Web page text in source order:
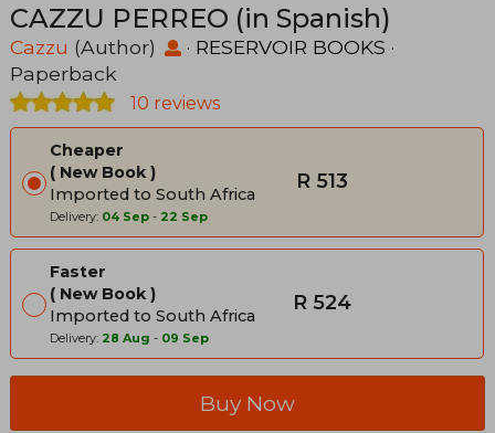
CAZZU PERREO (in Spanish)
Cazzu (Author) · RESERVOIR BOOKS ·
Paperback
10 reviews
Cheaper
New Book
Imported to South Africa
Delivery: 04 Sep - 22 Sep
R 513
Faster
New Book
Imported to South Africa
Delivery: 28 Aug - 09 Sep
R 524
Buy Now